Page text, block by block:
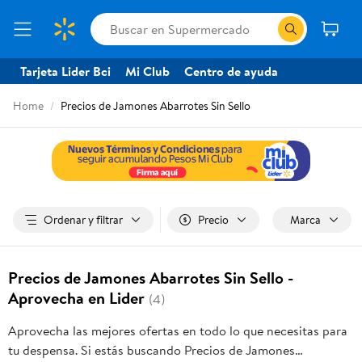
Tarjeta Lider Bci Mi Club Centro de ayuda
Home Precios de Jamones Abarrotes Sin Sello
Ordenar y filtrar Precio Marca
Precios de Jamones Abarrotes Sin Sello -
Aprovecha en Lider (4)
Aprovecha las mejores ofertas en todo lo que necesitas para
tu despensa. Si estás buscando Precios de Jamones